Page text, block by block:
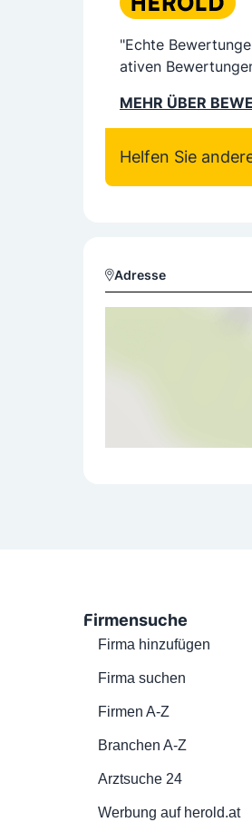
"Echte
ativen
MEHR ÜBER
Helfen Sie
Adresse
Firmensuche
Firma hinzufügen
Firma suchen
Firmen A-Z
Branchen A-Z
Arztsuche 24
Werbung auf herold.at